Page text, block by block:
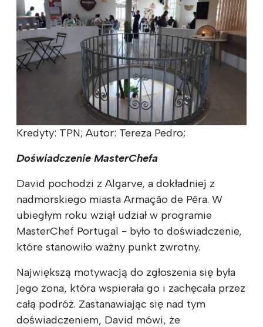
Kredyty: TPN; Autor: Tereza Pedro;
Doświadczenie MasterChefa
David pochodzi z Algarve, a dokładniej z
nadmorskiego miasta Armação de Pêra. W
ubiegłym roku wziął udział w programie
MasterChef Portugal - było to doświadczenie,
które stanowiło ważny punkt zwrotny.
Największą motywacją do zgłoszenia się była
jego żona, która wspierała go i zachęcała przez
całą podróż. Zastanawiając się nad tym
doświadczeniem, David mówi, że